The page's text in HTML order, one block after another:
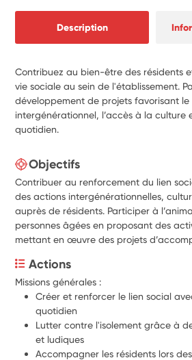
Description
Contribuez au bien-être des résidents
vie sociale au sein de l'établissement.
développement de projets favorisant le
intergénérationnel, l’accès à la culture
quotidien.
Objectifs
Contribuer au renforcement du lien
des actions intergénérationnelles,
auprès de résidents. Participer à
personnes âgées en proposant des
mettant en œuvre des projets
Actions
Créer et renforcer le lien social
quotidien
Lutter contre l'isolement grâce à
et ludiques
Accompagner les résidents lors